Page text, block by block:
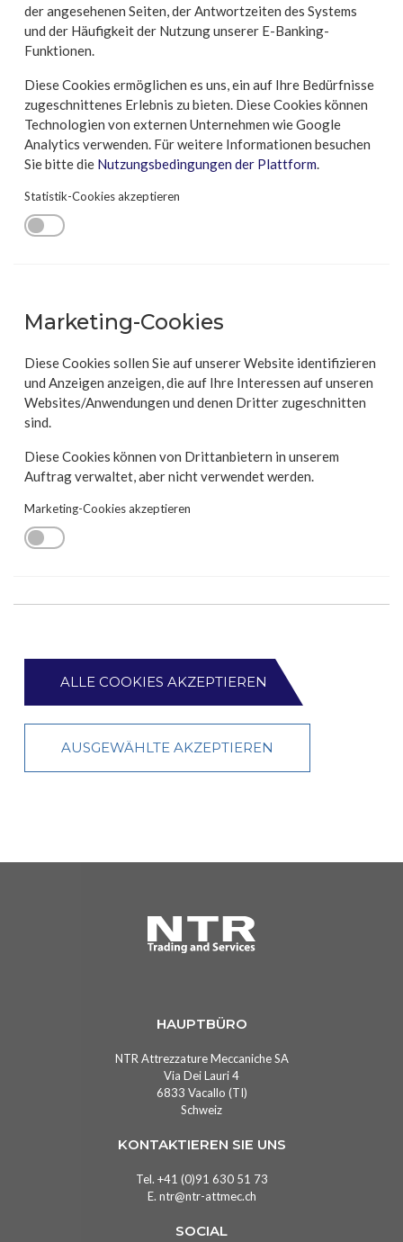
der angesehenen Seiten, der Antwortzeiten des Systems
und der Häufigkeit der Nutzung unserer E-Banking-
Funktionen.
Diese Cookies ermöglichen es uns, ein auf Ihre Bedürfnisse
zugeschnittenes Erlebnis zu bieten. Diese Cookies können
Technologien von externen Unternehmen wie Google
Analytics verwenden. Für weitere Informationen besuchen
Sie bitte die Nutzungsbedingungen der Plattform.
Statistik-Cookies akzeptieren
Marketing-Cookies
Diese Cookies sollen Sie auf unserer Website identifizieren
und Anzeigen anzeigen, die auf Ihre Interessen auf unseren
Websites/Anwendungen und denen Dritter zugeschnitten
sind.
Diese Cookies können von Drittanbietern in unserem
Auftrag verwaltet, aber nicht verwendet werden.
Marketing-Cookies akzeptieren
ALLE COOKIES AKZEPTIEREN
AUSGEWÄHLTE AKZEPTIEREN
HAUPTBÜRO
NTR Attrezzature Meccaniche SA
Via Dei Lauri 4
6833 Vacallo (TI)
Schweiz
KONTAKTIEREN SIE UNS
Tel. +41 (0)91 630 51 73
E. ntr@ntr-attmec.ch
SOCIAL